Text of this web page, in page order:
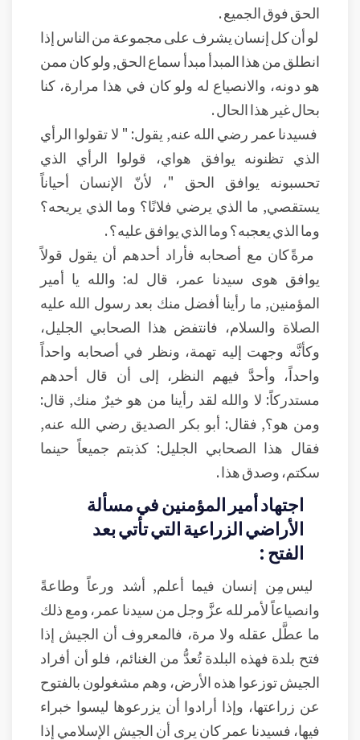
الحق فوق الجميع .
لو أن كل إنسان يشرف على مجموعة من الناس إذا
انطلق من هذا المبدأ مبدأ سماع الحق, ولو كان ممن
هو دونه، والانصياع له ولو كان في هذا مرارة، كنا
بحال غير هذا الحال .
فسيدنا عمر رضي الله عنه, يقول: " لا تقولوا الرأي
الذي تظنونه يوافق هواي، قولوا الرأي الذي
تحسبونه يوافق الحق "، لأنّ الإنسان أحياناً
يستقصي, ما الذي يرضي فلانًا؟ وما الذي يريحه؟
وما الذي يعجبه؟ وما الذي يوافق عليه؟ .
مرةً كان مع أصحابه فأراد أحدهم أن يقول قولاً
يوافق هوى سيدنا عمر، قال له: والله يا أمير
المؤمنين, ما رأينا أفضل منك بعد رسول الله عليه
الصلاة والسلام، فانتفض هذا الصحابي الجليل،
وكأنَّه وجهت إليه تهمة، ونظر في أصحابه واحداً
واحداً، وأحدَّ فيهم النظر، إلى أن قال أحدهم
مستدركاً: لا والله لقد رأينا من هو خيرٌ منك, قال:
ومن هو؟, فقال: أبو بكر الصديق رضي الله عنه,
فقال هذا الصحابي الجليل: كذبتم جميعاً حينما
سكتم، وصدق هذا .
اجتهاد أمير المؤمنين في مسألة
الأراضي الزراعية التي تأتي بعد
الفتح :
ليس مِن إنسان فيما أعلم, أشد ورعاً وطاعةً
وانصياعاً لأمر لله عزَّ وجل من سيدنا عمر، ومع ذلك
ما عطَّل عقله ولا مرة، فالمعروف أن الجيش إذا
فتح بلدة فهذه البلدة تُعدُّ من الغنائم، فلو أن أفراد
الجيش توزعوا هذه الأرض، وهم مشغولون بالفتوح
عن زراعتها، وإذا أرادوا أن يزرعوها ليسوا خبراء
فيها، فسيدنا عمر كان يرى أن الجيش الإسلامي إذا